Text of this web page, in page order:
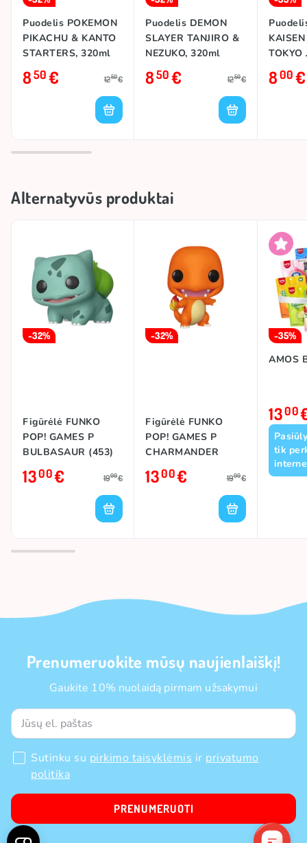
Puodelis POKEMON
PIKACHU & KANTO
STARTERS, 320ml
850€ 1250€
Puodelis DEMON
SLAYER TANJIRO &
NEZUKO, 320ml
850€ 1250€
TOKYO
320ml
800€
Alternatyvūs produktai
-32%
Figūrėlė FUNKO
POP! GAMES P
BULBASAUR (453)
1300€ 1900€
-32%
Figūrėlė FUNKO
POP! GAMES P
CHARMANDER
EMEA (455)
1300€ 1900€
-35%
tik
AMOS
1300
Prenumeruokite mūsų naujienlaiškį!
Gaukite 10% nuolaidą pirmam užsakymui
Sutinku su pirkimo taisyklėmis ir privatumo
politika
PRENUMERUOTI